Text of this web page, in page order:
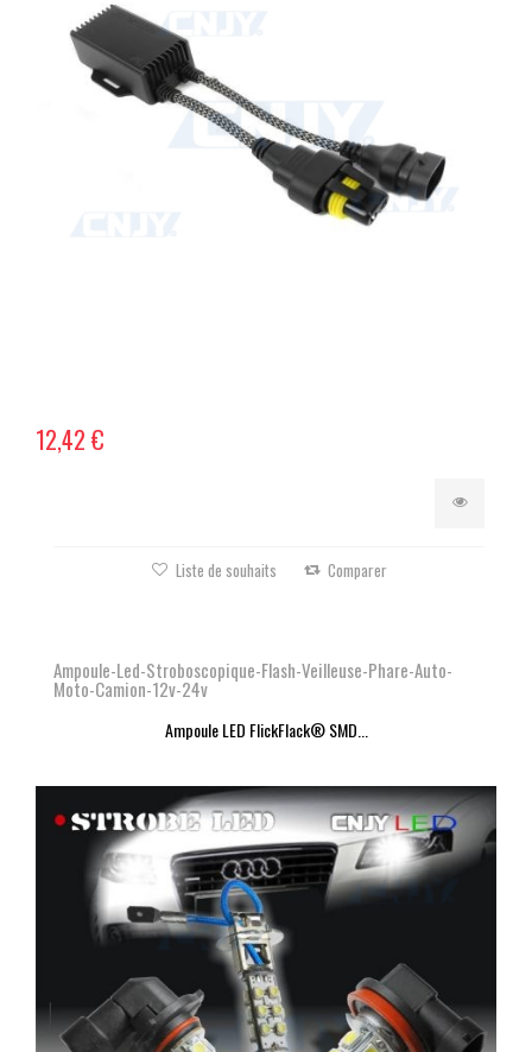
12,42 €
Liste de souhaits Comparer
Ampoule-Led-Stroboscopique-Flash-Veilleuse-Phare-Auto-
Moto-Camion-12v-24v
Ampoule LED FlickFlack® SMD...